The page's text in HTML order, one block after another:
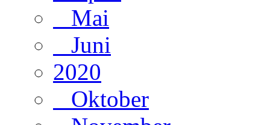
Mai
Juni
2020
Oktober